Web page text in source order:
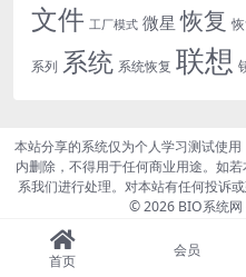
文件 工厂模式 微星 恢复
系列 系统 系统恢复 联想
本站分享的系统仅为个人学习测试使
内删除，不得用于任何商业用途。如
系我们进行处理。对本站有任何投诉
© 2026 BIO系统网
豫ICP备
首页
会员